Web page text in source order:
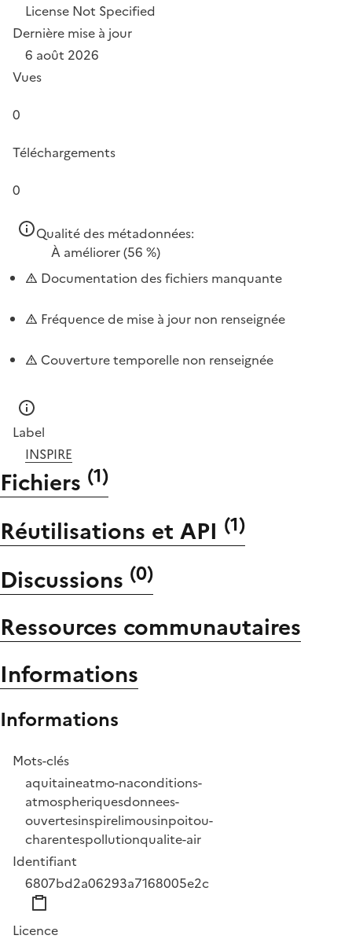
License Not Specified
Dernière mise à jour
6 août 2026
Vues
0
Téléchargements
0
Qualité des métadonnées:
À améliorer(56 %)
Documentation des fichiers manquante
Fréquence de mise à jour non renseignée
Couverture temporelle non renseignée
Label
INSPIRE
Fichiers (1)
Réutilisations et API (1)
Discussions (0)
Ressources communautaires
Informations
Informations
Mots-clés
aquitaineatmo-naconditions-
atmospheriquesdonnees-
ouvertesinspirelimousinpoitou-
charentespollutionqualite-air
Identifiant
6807bd2a06293a7168005e2c
Licence